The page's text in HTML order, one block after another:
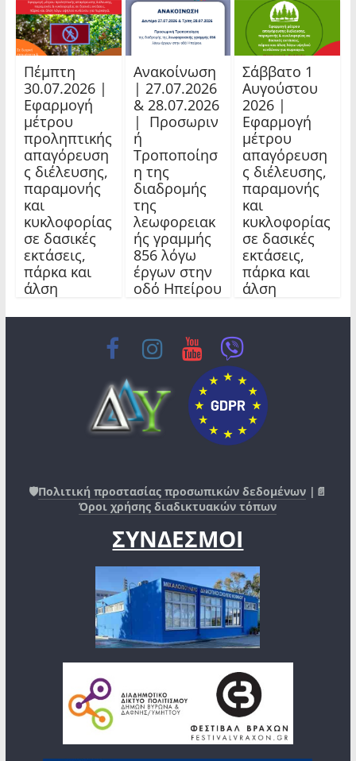
Πέμπτη
30.07.2026 |
Εφαρμογή
μέτρου
προληπτικής
απαγόρευση
ς διέλευσης,
παραμονής
και
κυκλοφορίας
σε δασικές
εκτάσεις,
πάρκα και
άλση
Ανακοίνωση
| 27.07.2026
& 28.07.2026
| Προσωριν
ή
Τροποποίησ
η της
διαδρομής
της
λεωφορειακ
ής γραμμής
856 λόγω
έργων στην
οδό Ηπείρου
Σάββατο 1
Αυγούστου
2026 |
Εφαρμογή
μέτρου
απαγόρευση
ς διέλευσης,
παραμονής
και
κυκλοφορίας
σε δασικές
εκτάσεις,
πάρκα και
άλση
🛡️Πολιτική προστασίας προσωπικών δεδομένων |📄
Όροι χρήσης διαδικτυακών τόπων
ΣΥΝΔΕΣΜΟΙ